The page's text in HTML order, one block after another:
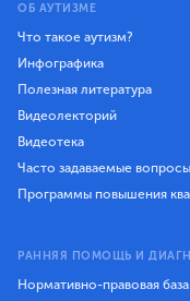
ОБ АУТИЗМЕ
Что такое аутизм?
Инфографика
Полезная литература
Видеолекторий
Видеотека
Часто задаваемые вопросы
Программы повышения
РАННЯЯ ПОМОЩЬ И
Нормативно-правовая база